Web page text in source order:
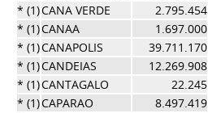
* (1)CANA VERDE 2.795.454
* (1)CANAA 1.697.000
* (1)CANAPOLIS 39.711.170
* (1)CANDEIAS 12.269.908
* (1)CANTAGALO 22.245
* (1)CAPARAO 8.497.419